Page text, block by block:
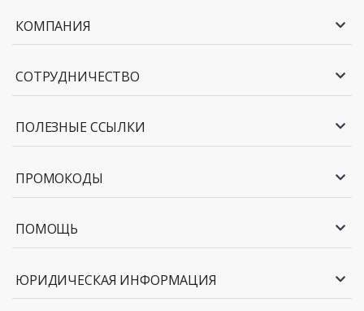
КОМПАНИЯ
СОТРУДНИЧЕСТВО
ПОЛЕЗНЫЕ ССЫЛКИ
ПРОМОКОДЫ
ПОМОЩЬ
ЮРИДИЧЕСКАЯ ИНФОРМАЦИЯ